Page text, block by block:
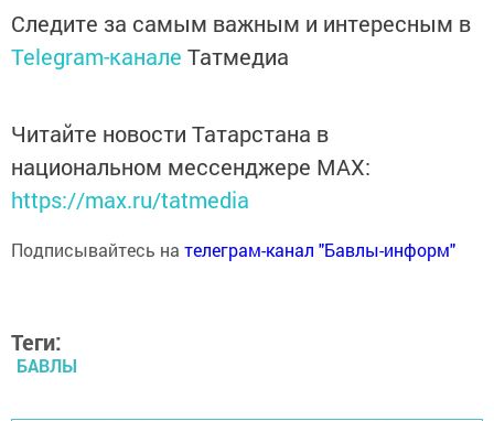
Следите за самым важным и интересным в
Telegram-канале Татмедиа
Читайте новости Татарстана в
национальном мессенджере MАХ:
https://max.ru/tatmedia
Подписывайтесь на телеграм-канал "Бавлы-информ"
Теги:
БАВЛЫ